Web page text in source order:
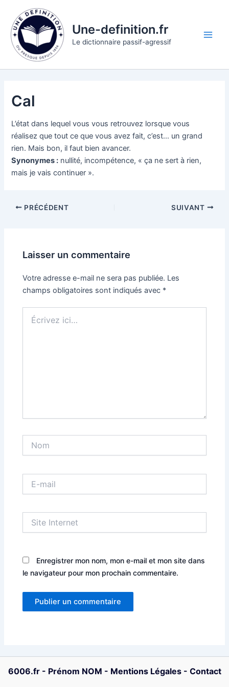
contenu
Une-definition.fr
Le dictionnaire passif-agressif
Cal
L’état dans lequel vous vous retrouvez lorsque vous
réalisez que tout ce que vous avez fait, c’est… un grand
rien. Mais bon, il faut bien avancer.
Synonymes : nullité, incompétence, « ça ne sert à rien,
mais je vais continuer ».
PRÉCÉDENT SUIVANT
Laisser un commentaire
Votre adresse e-mail ne sera pas publiée. Les
champs obligatoires sont indiqués avec *
ici…
mail
Internet
Enregistrer mon nom, mon e-mail et mon site dans
le navigateur pour mon prochain commentaire.
6006.fr- Prénom NOM - Mentions Légales- Contact